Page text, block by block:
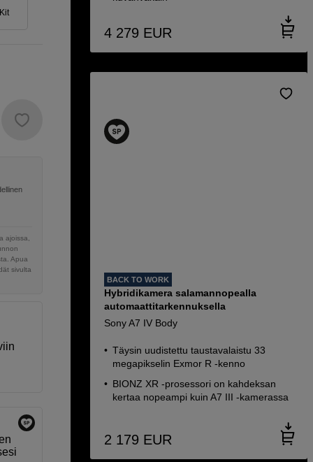
ajoissa,
Apua
sivulta
4 279 EUR
BACK TO WORK
Hybridikamera salamannopealla
automaattitarkennuksella
Sony A7 IV Body
Täysin uudistettu taustavalaistu 33
megapikselin Exmor R -kenno
BIONZ XR -prosessori on kahdeksan
kertaa nopeampi kuin A7 III -kamerassa
2 179 EUR